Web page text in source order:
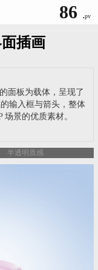
86 .pv
插画
面板为载体，呈现了
输入框与箭头，整体
景的优质素材。
半透明质感